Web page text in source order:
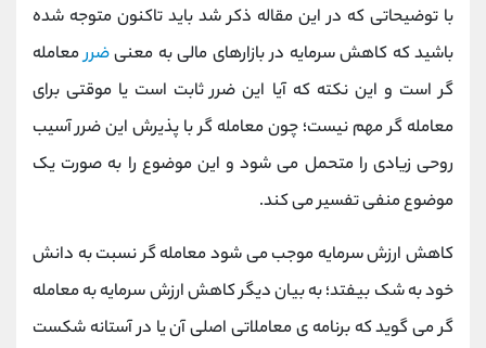
با توضیحاتی که در این مقاله ذکر شد باید تاکنون متوجه شده
باشید که کاهش سرمایه در بازارهای مالی به معنیضررمعامله
گر است و این نکته که آیا این ضرر ثابت است یا موقتی برای
معامله گر مهم نیست؛ چون معامله گر با پذیرش این ضرر آسیب
روحی زیادی را متحمل می شود و این موضوع را به صورت یک
موضوع منفی تفسیر می کند.
کاهش ارزش سرمایه موجب می شود معامله گر نسبت به دانش
خود به شک بیفتد؛ به بیان دیگر کاهش ارزش سرمایه به معامله
گر می گوید که برنامه ی معاملاتی اصلی آن یا در آستانه شکست